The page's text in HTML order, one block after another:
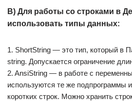
В) Для работы со строками в
использовать типы данных:
1. ShortString — это тип, который в
string. Допускается ограничение
2. AnsiString — в работе с
используются те же подпрограммы
коротких строк. Можно хранить